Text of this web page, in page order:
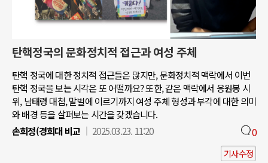
탄핵정국의 문화정치적 접근과 여성 주체
탄핵 정국에 대한 정치적 접근들은 많지만, 문화정치적 맥락에서 이번
탄핵 정국을 보는 시각은 또 어떨까요? 또한, 같은 맥락에서 응원봉 시
위, 남태령 대첩, 말벌에 이르기까지 여성 주체 형성과 부각에 대한 의미
와 배경 등을 살펴보는 시간을 갖겠습니다.
손희정(경희대 비교
2025.03.23. 11:20 0
기사수정